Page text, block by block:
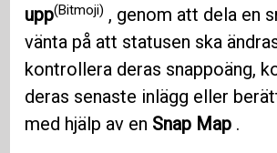
upp(Bitmoji) , genom att dela en
vänta på att statusen ska
kontrollera deras snappoäng,
deras senaste inlägg eller
med hjälp av en Snap Map .